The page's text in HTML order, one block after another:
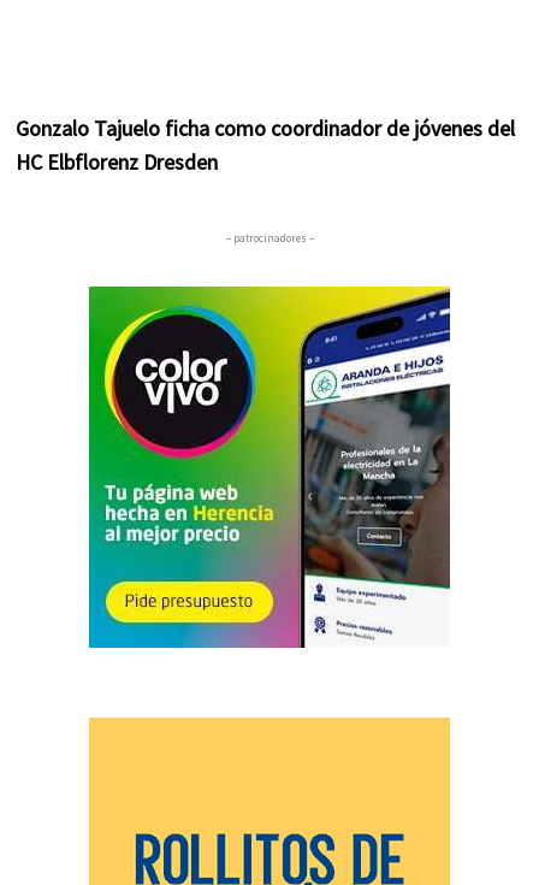
Gonzalo Tajuelo ficha como coordinador de jóvenes del
HC Elbflorenz Dresden
– patrocinadores –